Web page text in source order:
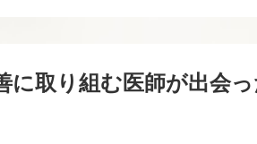
に取り組む医師が出会